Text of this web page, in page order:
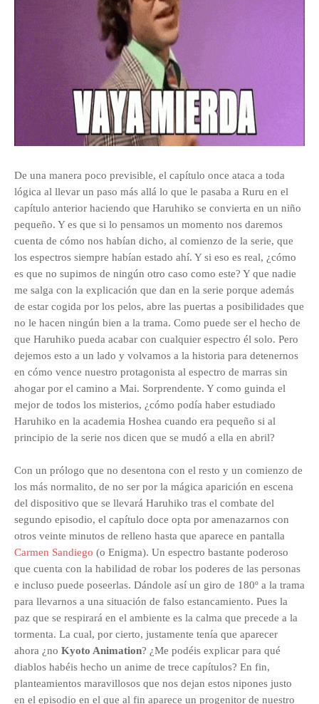
De una manera poco previsible, el capítulo once ataca a toda
lógica al llevar un paso más allá lo que le pasaba a Ruru en el
capítulo anterior haciendo que Haruhiko se convierta en un niño
pequeño. Y es que si lo pensamos un momento nos daremos
cuenta de cómo nos habían dicho, al comienzo de la serie, que
los espectros siempre habían estado ahí. Y si eso es real, ¿cómo
es que no supimos de ningún otro caso como este? Y que nadie
me salga con la explicación que dan en la serie porque además
de estar cogida por los pelos, abre las puertas a posibilidades que
no le hacen ningún bien a la trama. Como puede ser el hecho de
que Haruhiko pueda acabar con cualquier espectro él solo. Pero
dejemos esto a un lado y volvamos a la historia para detenernos
en cómo vence nuestro protagonista al espectro de marras sin
ahogar por el camino a Mai. Sorprendente. Y como guinda el
mejor de todos los misterios, ¿cómo podía haber estudiado
Haruhiko en la academia Hoshea cuando era pequeño si al
principio de la serie nos dicen que se mudó a ella en abril?
Con un prólogo que no desentona con el resto y un comienzo de
los más normalito, de no ser por la mágica aparición en escena
del dispositivo que se llevará Haruhiko tras el combate del
segundo episodio, el capítulo doce opta por amenazarnos con
otros veinte minutos de relleno hasta que aparece en pantalla
Carmen Sandiego (o Enigma). Un espectro bastante poderoso
que cuenta con la habilidad de robar los poderes de las personas
e incluso puede poseerlas. Dándole así un giro de 180º a la trama
para llevarnos a una situación de falso estancamiento. Pues la
paz que se respirará en el ambiente es la calma que precede a la
tormenta. La cual, por cierto, justamente tenía que aparecer
ahora ¿no Kyoto Animation? ¿Me podéis explicar para qué
diablos habéis hecho un anime de trece capítulos? En fin,
planteamientos maravillosos que nos dejan estos nipones justo
en el episodio en el que al fin aparece un progenitor de nuestro